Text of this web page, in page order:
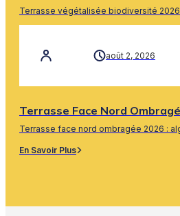
Terrasse végétalisée biodiversité
août 2, 2026
Terrasse Face Nord
Terrasse face nord ombragée 2026 :
En Savoir Plus